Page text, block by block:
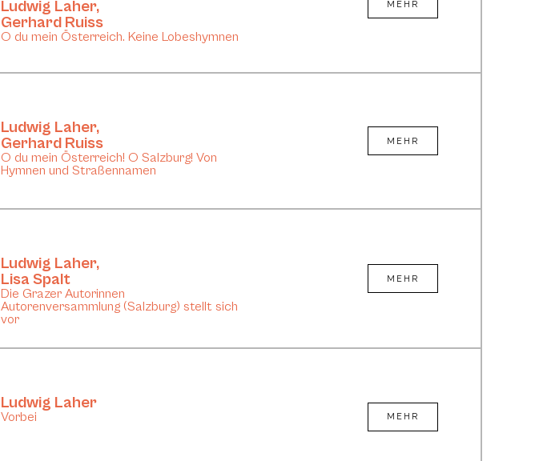
Ludwig Laher,
Gerhard Ruiss
O du mein Österreich. Keine Lobeshymnen
MEHR
Ludwig Laher,
Gerhard Ruiss
O du mein Österreich! O Salzburg! Von
Hymnen und Straßennamen
MEHR
Ludwig Laher,
Lisa Spalt
Die Grazer Autorinnen
Autorenversammlung (Salzburg) stellt sich
vor
MEHR
Ludwig Laher
Vorbei MEHR